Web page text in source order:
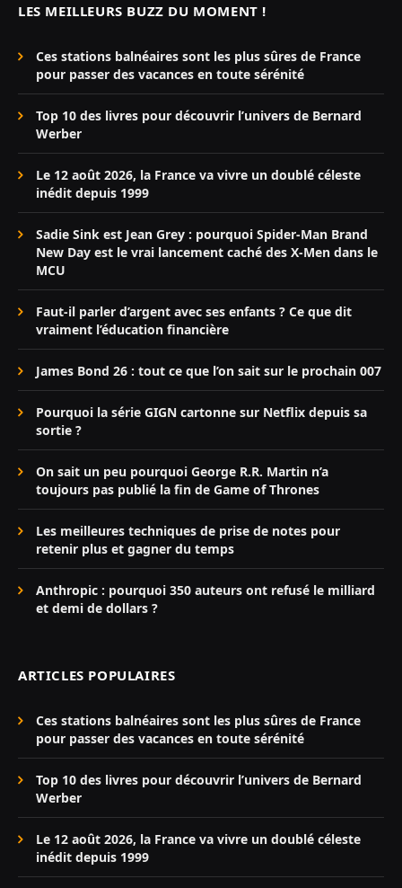
LES MEILLEURS BUZZ DU MOMENT !
Ces stations balnéaires sont les plus sûres de France
pour passer des vacances en toute sérénité
Top 10 des livres pour découvrir l’univers de Bernard
Werber
Le 12 août 2026, la France va vivre un doublé céleste
inédit depuis 1999
Sadie Sink est Jean Grey : pourquoi Spider-Man Brand
New Day est le vrai lancement caché des X-Men dans le
MCU
Faut-il parler d’argent avec ses enfants ? Ce que dit
vraiment l’éducation financière
James Bond 26 : tout ce que l’on sait sur le prochain 007
Pourquoi la série GIGN cartonne sur Netflix depuis sa
sortie ?
On sait un peu pourquoi George R.R. Martin n’a
toujours pas publié la fin de Game of Thrones
Les meilleures techniques de prise de notes pour
retenir plus et gagner du temps
Anthropic : pourquoi 350 auteurs ont refusé le milliard
et demi de dollars ?
ARTICLES POPULAIRES
Ces stations balnéaires sont les plus sûres de France
pour passer des vacances en toute sérénité
Top 10 des livres pour découvrir l’univers de Bernard
Werber
Le 12 août 2026, la France va vivre un doublé céleste
inédit depuis 1999